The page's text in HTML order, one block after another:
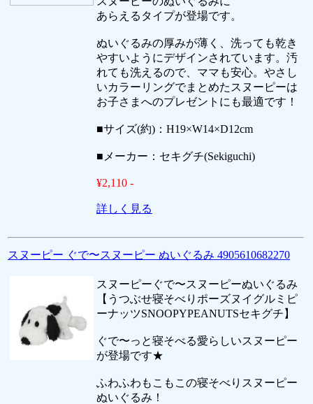
あらえるタイプが登場です。
ぬいぐるみの厚みが薄く、洗っても乾き
やすいようにデザインされています。汚
れても洗えるので、ママも安心。やさし
いカラーリングでまとめたスヌーピーは
お子さまへのプレゼントにも最適です！
■サイズ(約)：H19×W14×D12cm
■メーカー：セキグチ(Sekiguchi)
¥2,110 -
詳しく見る
スヌーピー ぐで〜スヌーピー ぬいぐるみ 4905610682270
スヌーピーぐで〜スヌーピーぬいぐるみ
【うつぶせ寝そべりポーズヌイグルミピ
ーナッツSNOOPYPEANUTSセキグチ】
ぐで〜っと寝そべる愛らしいスヌーピー
が登場です★
ふわふわもこもこの寝そべりスヌーピー
ぬいぐるみ！